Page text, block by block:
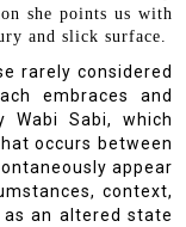
she points us with
and slick surface.
rarely considered
embraces and
Wabi Sabi, which
occurs between
appear
context,
an altered state